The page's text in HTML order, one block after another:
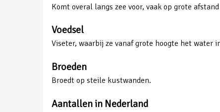
Komt overal langs zee voor, vaak op grote
Voedsel
Viseter, waarbij ze vanaf grote hoogte het water
Broeden
Broedt op steile kustwanden.
Aantallen in Nederland